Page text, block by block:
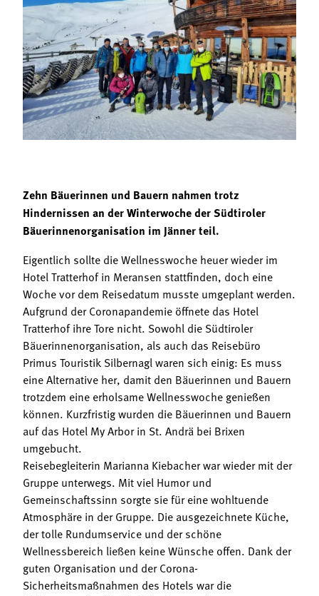
Mitgliedschaft
Landessekretariat
Bäuerliche Buffets
Hofgeschichten
Zehn Bäuerinnen und Bauern nahmen trotz
Hindernissen an der Winterwoche der Südtiroler
Bäuerinnenorganisation im Jänner teil.
Eigentlich sollte die Wellnesswoche heuer wieder im
Hotel Tratterhof in Meransen stattfinden, doch eine
Woche vor dem Reisedatum musste umgeplant werden.
Aufgrund der Coronapandemie öffnete das Hotel
Tratterhof ihre Tore nicht. Sowohl die Südtiroler
Bäuerinnenorganisation, als auch das Reisebüro
Primus Touristik Silbernagl waren sich einig: Es muss
eine Alternative her, damit den Bäuerinnen und Bauern
trotzdem eine erholsame Wellnesswoche genießen
können. Kurzfristig wurden die Bäuerinnen und Bauern
auf das Hotel My Arbor in St. Andrä bei Brixen
umgebucht.
Reisebegleiterin Marianna Kiebacher war wieder mit der
Gruppe unterwegs. Mit viel Humor und
Gemeinschaftssinn sorgte sie für eine wohltuende
Atmosphäre in der Gruppe. Die ausgezeichnete Küche,
der tolle Rundumservice und der schöne
Wellnessbereich ließen keine Wünsche offen. Dank der
guten Organisation und der Corona-
Sicherheitsmaßnahmen des Hotels war die